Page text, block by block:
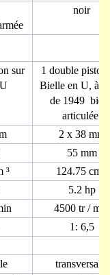
noir
sur
1 double piston
Bielle en U, à
de 1949
articulée
2 x 38 mm
55 mm
³
124.75 cm ³
5.2 hp
4500 tr / min
1: 6,5
transversale